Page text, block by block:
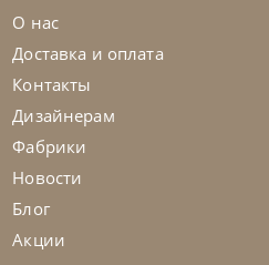
О нас
Доставка и оплата
Контакты
Дизайнерам
Фабрики
Новости
Блог
Акции